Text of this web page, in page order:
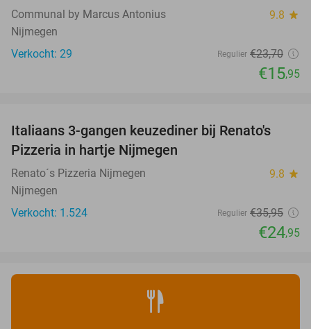
Communal by Marcus Antonius 9.8 star
Nijmegen
Verkocht: 29
Regulier €23,70
€15,95
31%
Italiaans 3-gangen keuzediner bij Renato's
Pizzeria in hartje Nijmegen
Renato´s Pizzeria Nijmegen 9.8 star
Nijmegen
Verkocht: 1.524
Regulier €35,95
€24,95